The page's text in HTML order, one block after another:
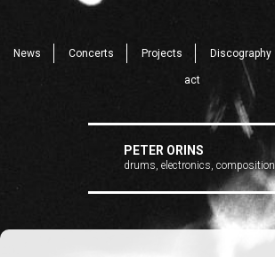
News Concerts Projects Discography
act
PETER ORINS
drums, electronics, composition